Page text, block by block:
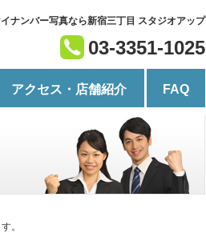
ナンバー写真なら新宿三丁目 スタジオアップ
03-3351-1025
アクセス・店舗紹介 FAQ
。